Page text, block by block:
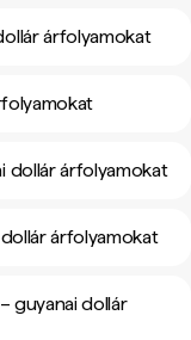
árfolyamokat
dollár árfolyamokat
árfolyamokat
guyanai dollár